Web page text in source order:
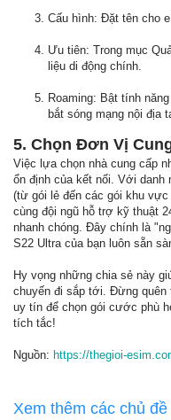
Cấu hình: Đặt tên cho
Ưu tiên: Trong mục
liệu di động chính.
Roaming: Bật tính
bắt sóng mạng nội địa
5. Chọn Đơn Vị
Việc lựa chọn nhà cung cấp
ổn định của kết nối. Với danh
(từ gói lẻ đến các gói khu
cùng đội ngũ hỗ trợ kỹ thuật
nhanh chóng. Đây chính là
S22 Ultra của bạn luôn sẵn
Hy vọng những chia sẻ này
chuyến đi sắp tới. Đừng quên
uy tín để chọn gói cước phù
tích tắc!
Nguồn: https://thegioi-
Xem thêm các chủ